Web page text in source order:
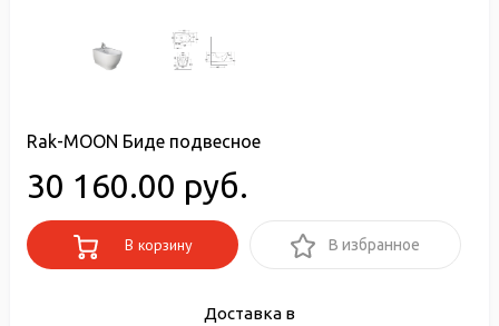
Rak-MOON Биде подвесное
30 160.00 руб.
В корзину В избранное
Доставка в